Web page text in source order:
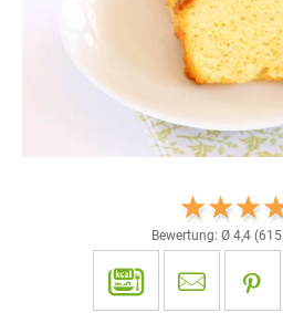
Bewertung: Ø 4,4 (615